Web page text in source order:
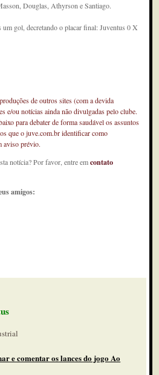
Douglas, Athyrson e Santiago.
gol, decretando o placar final: Juventus 0 X
de outros sites (com a devida
e/ou notícias ainda não divulgadas pelo clube.
para debater de forma saudável os assuntos
que o juve.com.br identificar como
aviso prévio.
notícia? Por favor, entre emcontato
amigos:
e comentar os lances do jogo Ao